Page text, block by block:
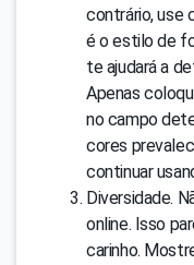
contrário, use
é o estilo de
te ajudará a
Apenas
no campo
cores
continuar
Diversidade.
online. Isso
carinho.